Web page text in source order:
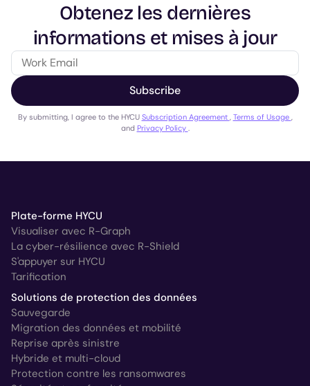
Obtenez les dernières
informations et mises à jour
Subscribe
By submitting, I agree to the HYCU Subscription Agreement Terms of Usage
and Privacy Policy
Plate-forme HYCU
Visualiser avec R-Graph
La cyber-résilience avec R-Shield
S'appuyer sur HYCU
Tarification
Solutions de protection des données
Sauvegarde
Migration des données et mobilité
Reprise après sinistre
Hybride et multi-cloud
Protection contre les ransomwares